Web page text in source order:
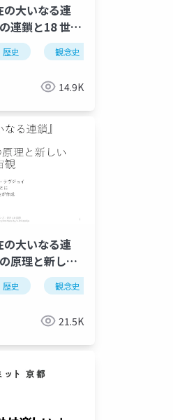
界性 この世性
の大いなる連
連鎖と18 世紀
歴史 観念史
14.9K
ヤコービ観念史
の大いなる連
原理と新しい
受容と「この
歴史 観念史
21.5K